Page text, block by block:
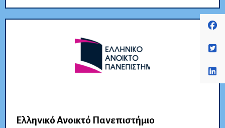
Ελληνικό Ανοικτό Πανεπιστήμιο